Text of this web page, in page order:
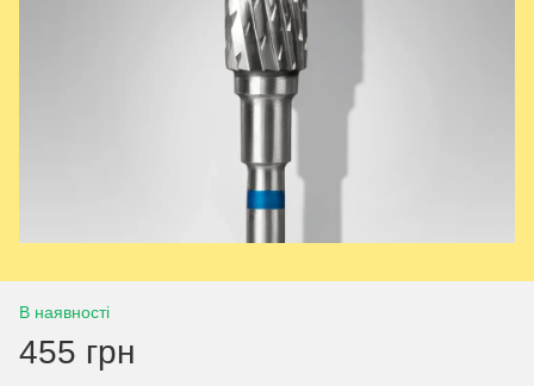
В наявності
455 грн